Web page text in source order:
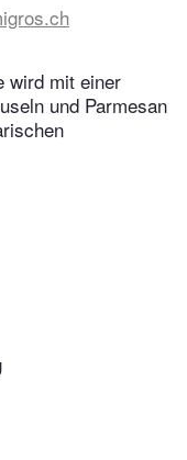
wird mit einer
und Parmesan